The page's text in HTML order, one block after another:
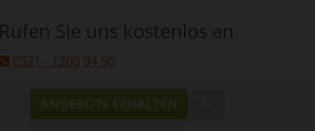
Rufen Sie uns kostenlos an
0521 - 1200 94 90
ANGEBOTE ERHALTEN